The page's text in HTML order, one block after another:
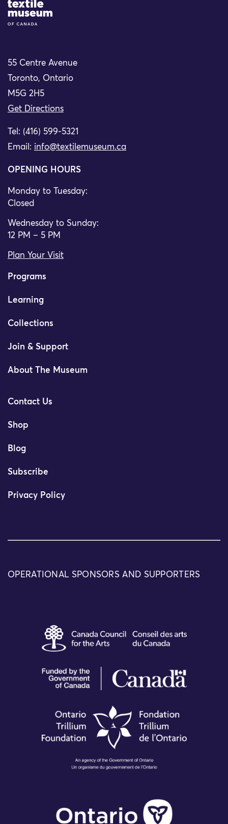
Site Logo
55 Centre Avenue
Toronto, Ontario
M5G 2H5
Get Directions
Tel: (416) 599-5321
Email: info@textilemuseum.ca
OPENING HOURS
Monday to Tuesday:
Closed
Wednesday to Sunday:
12 PM – 5 PM
Plan Your Visit
Programs
Learning
Collections
Join & Support
About The Museum
Contact Us
Shop
Blog
Subscribe
Privacy Policy
OPERATIONAL SPONSORS AND SUPPORTERS